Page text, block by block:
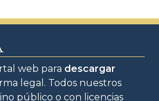
web para descargar
legal. Todos nuestros
público o con licencias